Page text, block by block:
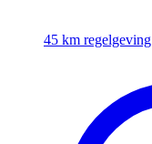
45 km regelgeving